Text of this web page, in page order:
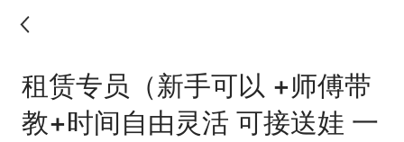
租赁专员（新手可以 +师傅带
教+时间自由灵活 可接送娃 一